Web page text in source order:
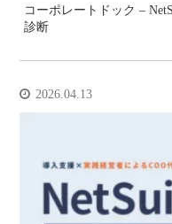
コーポレートドック –
診断
2026.04.13